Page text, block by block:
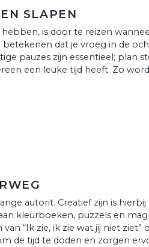
SLAPEN
is door te reizen
dat je vroeg in de
pauzes zijn essentieel;
een leuke tijd heeft. Zo
autorit. Creatief zijn is
kleurboeken, puzzels en
“Ik zie, ik zie wat jij niet
de tijd te doden en zorgen